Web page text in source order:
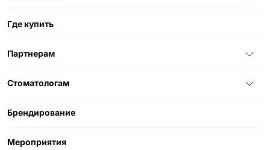
Где купить
Партнерам
Стоматологам
Брендирование
Мероприятия